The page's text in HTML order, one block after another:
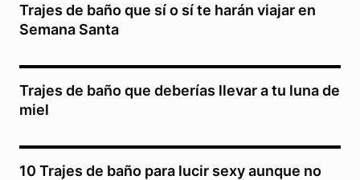
Trajes de baño que sí o sí te harán viajar en
Semana Santa
Trajes de baño que deberías llevar a tu luna de
miel
10 Trajes de baño para lucir sexy aunque no